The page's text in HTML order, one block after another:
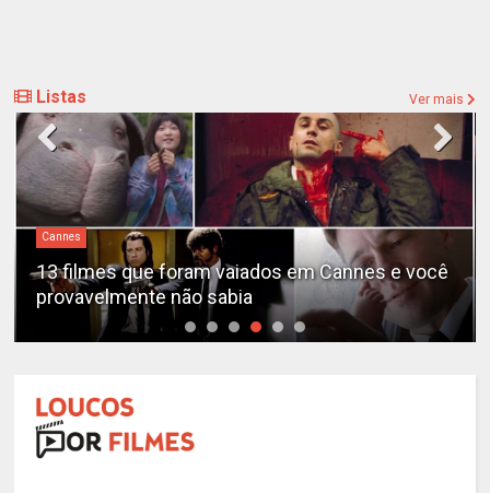
Listas Ver mais
Cannes
13 filmes que foram vaiados em Cannes e você
provavelmente não sabia